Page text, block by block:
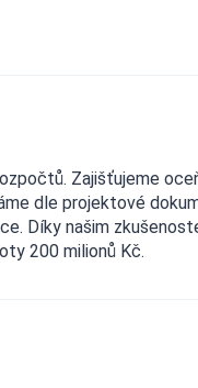
Zajišťujeme
dle projektové
Díky našim
200 milionů Kč.